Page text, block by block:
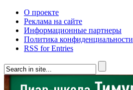
О проекте
Реклама на сайте
Информационные партнеры
Политика конфиденциальности
RSS for Entries